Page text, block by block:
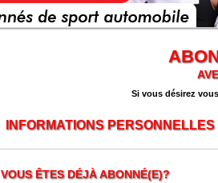
Si vous désirez
INFORMATIONS PERSONNELLES
VOUS ÊTES DÉJÀ ABONNÉ(E)?